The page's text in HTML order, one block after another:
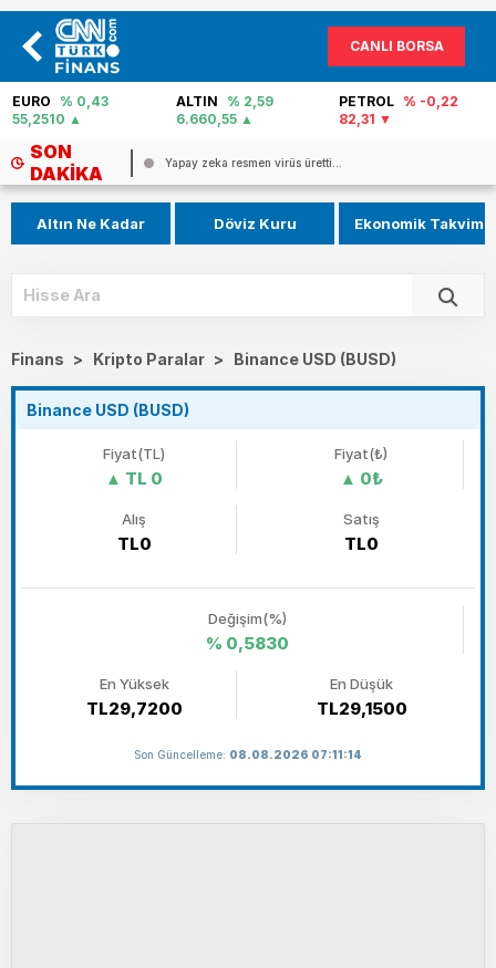
CANLI BORSA
EURO
% 0,43
55,2510
ALTIN
% 2,59
6.660,55
PETROL % -0,22
82,31
SON
DAKIKA
Altın için yıl sonu tahmini geldi: ...
Altın Ne Kadar Döviz Kuru Ekonomik Takvim
Finans > Kripto Paralar > Binance USD (BUSD)
Binance USD (BUSD)
Fiyat(TL)
TL 0
Fiyat(₺)
0₺
Alış
TL0
Satış
TL0
Değişim(%)
% 0,5830
En Yüksek
TL29,7200
En Düşük
TL29,1500
Son Güncelleme: 08.08.2026 07:11:14